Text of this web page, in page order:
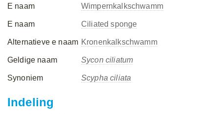
E naam Wimpernkalkschwamm
E naam Ciliated sponge
Alternatieve e naam Kronenkalkschwamm
Geldige naam Sycon ciliatum
Synoniem Scypha ciliata
Indeling